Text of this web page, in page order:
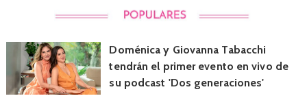
Doménica y Giovanna Tabacchi
tendrán el primer evento en vivo de
su podcast 'Dos generaciones'